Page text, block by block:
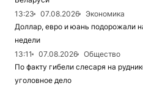
13:23
07.08.2026
Экономика
Доллар, евро и юань подорожали
недели
13:11
07.08.2026
Общество
По факту гибели слесаря на
уголовное дело